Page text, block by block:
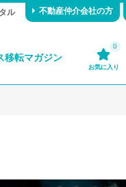
ル 不動産仲介会社の方
移転マガジン
0
お気に入り